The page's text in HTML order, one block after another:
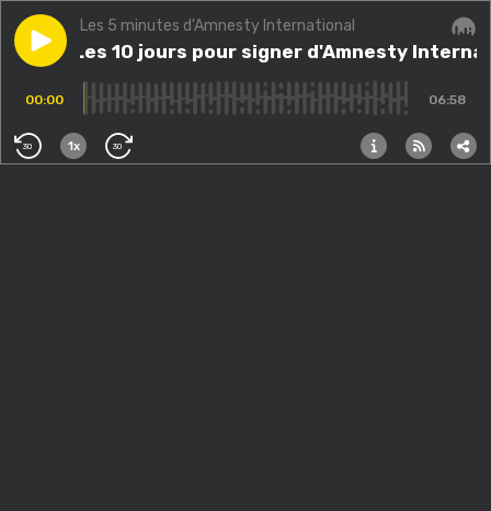
Play episode#239 - Les 10 jours pour signer d'Amnesty
Les 5 minutes d'Amnesty International
#239 - Les 10 jours pour signer d'Amnesty
00:00 06:58
30 1x 30